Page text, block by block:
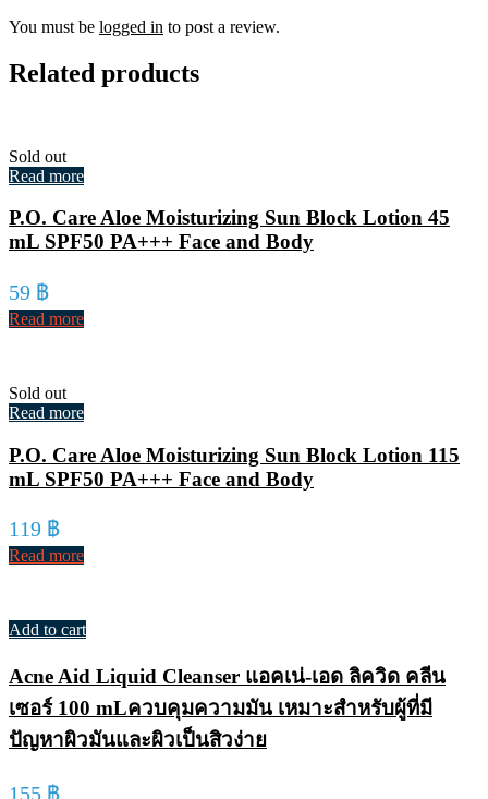
You must be logged in to post a review.
Related products
Sold out
Read more
P.O. Care Aloe Moisturizing Sun Block Lotion 45
mL SPF50 PA+++ Face and Body
59 ฿
Read more
Sold out
Read more
P.O. Care Aloe Moisturizing Sun Block Lotion 115
mL SPF50 PA+++ Face and Body
119 ฿
Read more
Add to cart
Acne Aid Liquid Cleanser แอคเน่-เอด ลิควิด คลีน
เซอร์ 100 mLควบคุมความมัน เหมาะสำหรับผู้ที่มี
ปัญหาผิวมันและผิวเป็นสิวง่าย
155 ฿